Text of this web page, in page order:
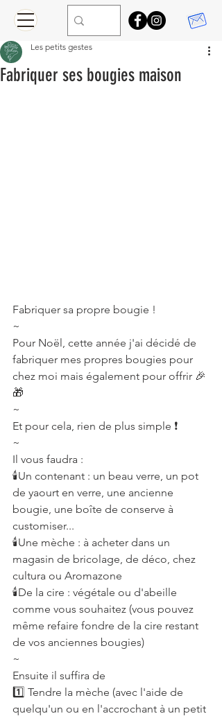
Fabriquer ses bougies maison
Les petits gestes
Fabriquer sa propre bougie !
~
Pour Noël, cette année j'ai décidé de
fabriquer mes propres bougies pour
chez moi mais également pour offrir 🎉
🎁
~
Et pour cela, rien de plus simple ❗
~
Il vous faudra :
🕯️Un contenant : un beau verre, un pot
de yaourt en verre, une ancienne
bougie, une boîte de conserve à
customiser...
🕯️Une mèche : à acheter dans un
magasin de bricolage, de déco, chez
cultura ou Aromazone
🕯️De la cire : végétale ou d'abeille
comme vous souhaitez (vous pouvez
même refaire fondre de la cire restant
de vos anciennes bougies)
~
Ensuite il suffira de
1️⃣ Tendre la mèche (avec l'aide de
quelqu'un ou en l'accrochant à un petit